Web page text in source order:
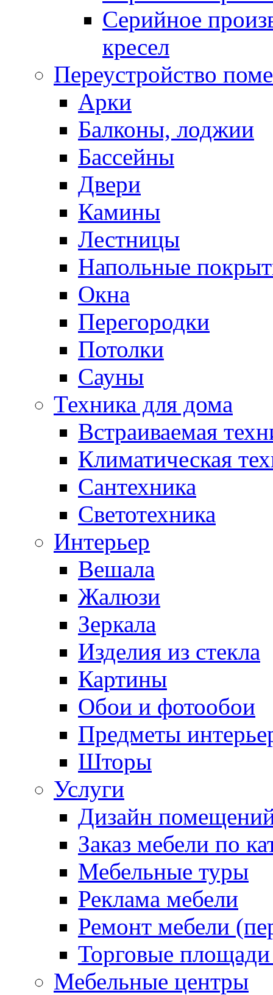
Серийное
кресел
Переустройство
Арки
Балконы, лоджии
Бассейны
Двери
Камины
Лестницы
Напольные
Окна
Перегородки
Потолки
Сауны
Техника для дома
Встраиваемая
Климатическая
Сантехника
Светотехника
Интерьер
Вешала
Жалюзи
Зеркала
Изделия из стекла
Картины
Обои и фотообои
Предметы
Шторы
Услуги
Дизайн
Заказ мебели по
Мебельные туры
Реклама мебели
Ремонт мебели
Торговые
Мебельные центры